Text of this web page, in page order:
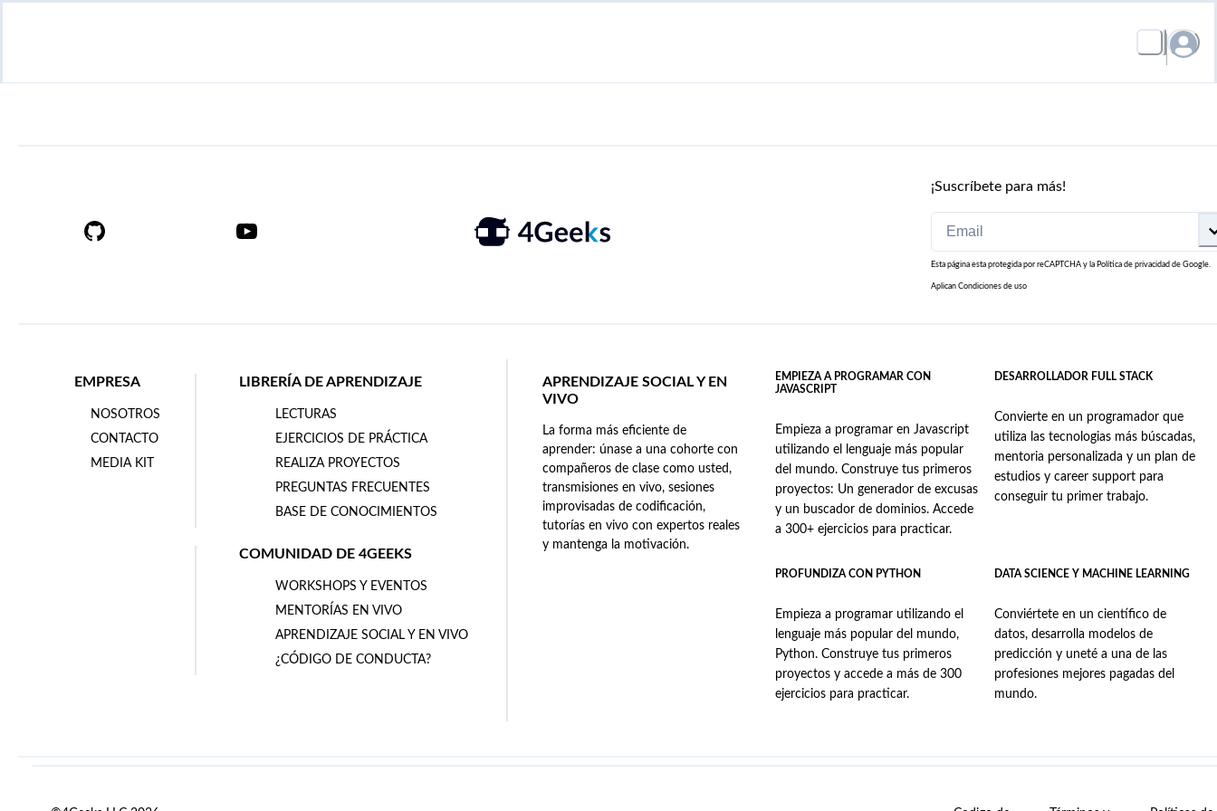
¡Suscríbete para más!
Esta página esta protegida por reCAPTCHA y la Política de privacidad de Google.
Aplican Condiciones de uso
EMPRESA
NOSOTROS
CONTACTO
MEDIA KIT
LIBRERÍA DE APRENDIZAJE
LECTURAS
EJERCICIOS DE PRÁCTICA
REALIZA PROYECTOS
PREGUNTAS FRECUENTES
BASE DE CONOCIMIENTOS
COMUNIDAD DE 4GEEKS
WORKSHOPS Y EVENTOS
MENTORÍAS EN VIVO
APRENDIZAJE SOCIAL Y EN VIVO
¿CÓDIGO DE CONDUCTA?
APRENDIZAJE SOCIAL Y EN
VIVO
La forma más eficiente de
aprender: únase a una cohorte con
compañeros de clase como usted,
transmisiones en vivo, sesiones
improvisadas de codificación,
tutorías en vivo con expertos reales
y mantenga la motivación.
EMPIEZA A PROGRAMAR CON
JAVASCRIPT
Empieza a programar en Javascript
utilizando el lenguaje más popular
del mundo. Construye tus primeros
proyectos: Un generador de excusas
y un buscador de dominios. Accede
a 300+ ejercicios para practicar.
DESARROLLADOR FULL STACK
Convierte en un programador que
utiliza las tecnologias más búscadas,
mentoria personalizada y un plan de
estudios y career support para
conseguir tu primer trabajo.
PROFUNDIZA CON PYTHON
Empieza a programar utilizando el
lenguaje más popular del mundo,
Python. Construye tus primeros
proyectos y accede a más de 300
ejercicios para practicar.
DATA SCIENCE Y MACHINE LEARNING
Conviértete en un científico de
datos, desarrolla modelos de
predicción y uneté a una de las
profesiones mejores pagadas del
mundo.